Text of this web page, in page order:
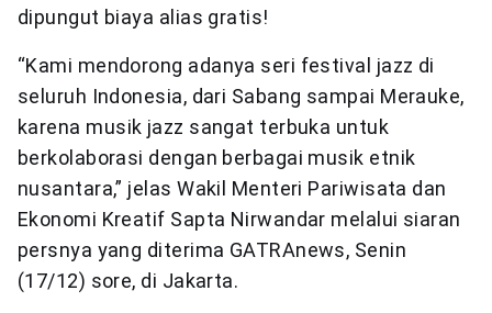
dipungut biaya alias gratis!
“Kami mendorong adanya seri festival jazz di
seluruh Indonesia, dari Sabang sampai Merauke,
karena musik jazz sangat terbuka untuk
berkolaborasi dengan berbagai musik etnik
nusantara,” jelas Wakil Menteri Pariwisata dan
Ekonomi Kreatif Sapta Nirwandar melalui siaran
persnya yang diterima GATRAnews, Senin
(17/12) sore, di Jakarta.